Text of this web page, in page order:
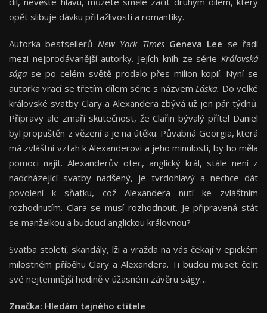
opět slibuje dávku přitažlivosti a romantiky.
Autorka bestsellerů New York Times Geneva Lee se řadí
mezi nejprodávanější autorky. Jejích knih ze série Královská
sága se po celém světě prodalo přes milion kopií. Nyní se
autorka vrací se třetím dílem série s názvemLáska. Do velké
královské svatby Clary a Alexandera zbývá už jen pár týdnů.
Přípravy ale zmaří skutečnost, že Clařin bývalý přítel Daniel
byl propuštěn z vězení a je na útěku. Půvabná Georgia, která
má zvláštní vztah k Alexanderovi a jeho minulosti, by ho měla
pomoci najít. Alexanderův otec, anglický král, stále není z
nadcházející svatby nadšený, je tvrdohlavý a nechce dát
povolení k sňatku, což Alexandera nutí ke zvláštním
rozhodnutím. Clara se musí rozhodnout. Je připravená stát
se manželkou a budoucí anglickou královnou?
Svatba století, skandály, lži a vražda na vás čekají v epickém
milostném příběhu Clary a Alexandera. Ti budou muset čelit
své nejtemnější hodině v úžasném závěru ságy…
Značka: Hledám tajného ctitele